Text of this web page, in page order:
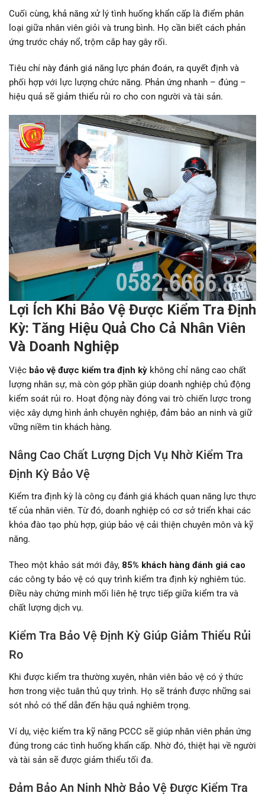
Cuối cùng, khả năng xử lý tình huống khẩn cấp là điểm phân
loại giữa nhân viên giỏi và trung bình. Họ cần biết cách phản
ứng trước cháy nổ, trộm cắp hay gây rối.
Tiêu chí này đánh giá năng lực phán đoán, ra quyết định và
phối hợp với lực lượng chức năng. Phản ứng nhanh – đúng –
hiệu quả sẽ giảm thiểu rủi ro cho con người và tài sản.
Lợi Ích Khi Bảo Vệ Được Kiểm Tra Định
Kỳ: Tăng Hiệu Quả Cho Cả Nhân Viên
Và Doanh Nghiệp
Việc bảo vệ được kiểm tra định kỳ không chỉ nâng cao chất
lượng nhân sự, mà còn góp phần giúp doanh nghiệp chủ động
kiểm soát rủi ro. Hoạt động này đóng vai trò chiến lược trong
việc xây dựng hình ảnh chuyên nghiệp, đảm bảo an ninh và giữ
vững niềm tin khách hàng.
Nâng Cao Chất Lượng Dịch Vụ Nhờ Kiểm Tra
Định Kỳ Bảo Vệ
Kiểm tra định kỳ là công cụ đánh giá khách quan năng lực thực
tế của nhân viên. Từ đó, doanh nghiệp có cơ sở triển khai các
khóa đào tạo phù hợp, giúp bảo vệ cải thiện chuyên môn và kỹ
năng.
Theo một khảo sát mới đây, 85% khách hàng đánh giá cao
các công ty bảo vệ có quy trình kiểm tra định kỳ nghiêm túc.
Điều này chứng minh mối liên hệ trực tiếp giữa kiểm tra và
chất lượng dịch vụ.
Kiểm Tra Bảo Vệ Định Kỳ Giúp Giảm Thiểu Rủi
Ro
Khi được kiểm tra thường xuyên, nhân viên bảo vệ có ý thức
hơn trong việc tuân thủ quy trình. Họ sẽ tránh được những sai
sót nhỏ có thể dẫn đến hậu quả nghiêm trọng.
Ví dụ, việc kiểm tra kỹ năng PCCC sẽ giúp nhân viên phản ứng
đúng trong các tình huống khẩn cấp. Nhờ đó, thiệt hại về người
và tài sản sẽ được giảm thiểu tối đa.
Đảm Bảo An Ninh Nhờ Bảo Vệ Được Kiểm Tra